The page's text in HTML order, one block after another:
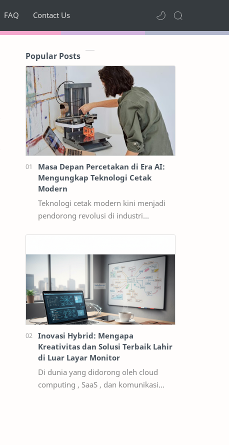
FAQ Contact Us
Popular Posts
Masa Depan Percetakan di Era AI:
Mengungkap Teknologi Cetak
Modern
Teknologi cetak modern kini menjadi
pendorong revolusi di industri
integrasi ke…
Inovasi Hybrid: Mengapa
Kreativitas dan Solusi Terbaik Lahir
di Luar Layar Monitor
Di dunia yang didorong oleh cloud
computing , SaaS , dan komunikasi